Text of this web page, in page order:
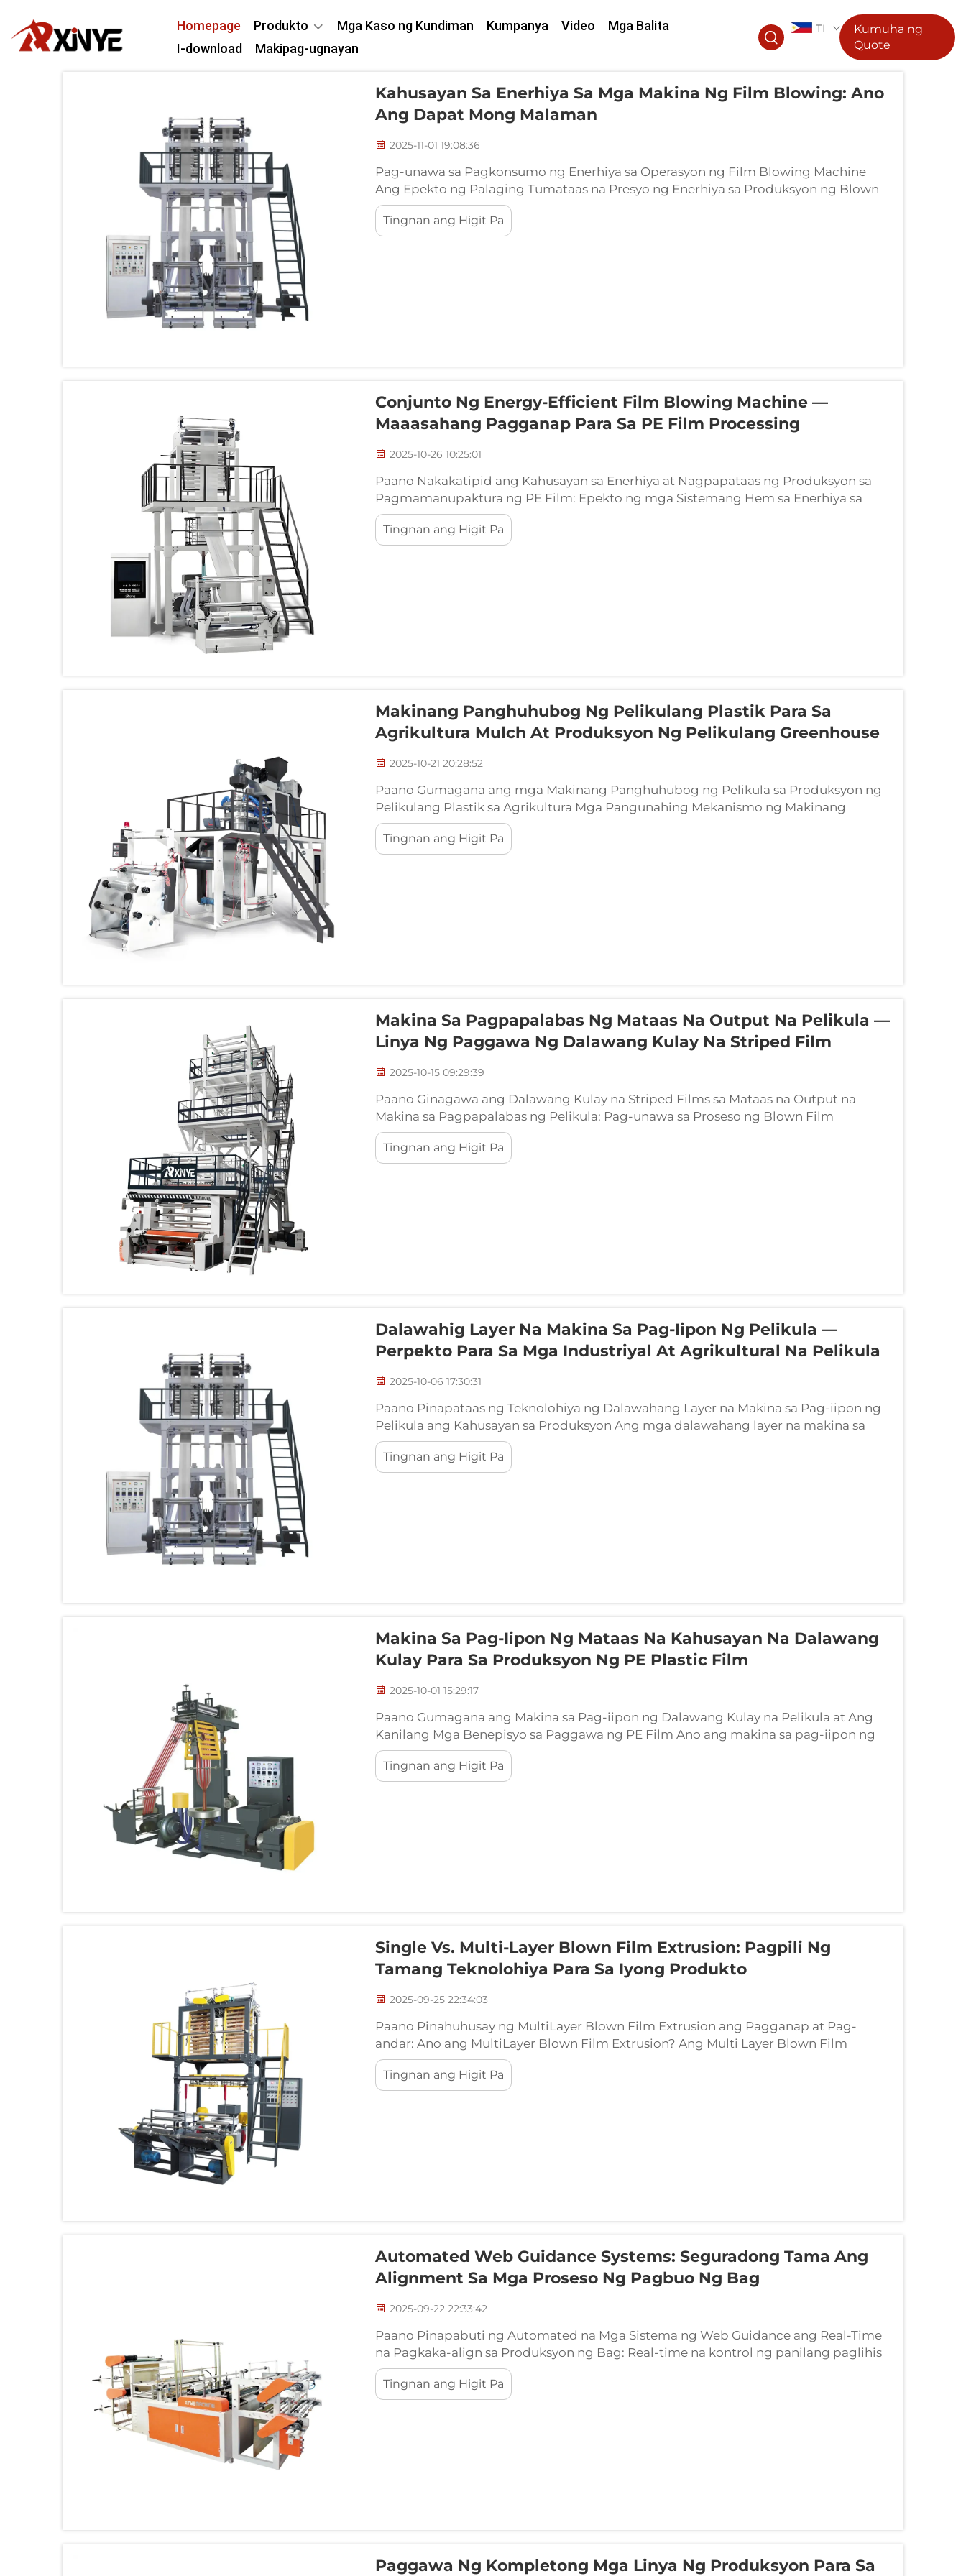
Homepage Produkto Mga Kaso ng Kundiman Kumpanya Video
Mga Balita
I-download
Makipag-ugnayan
TL
Kumuha ng
Quote
Kahusayan Sa Enerhiya Sa Mga Makina Ng Film Blowing: Ano
Ang Dapat Mong Malaman
2025-11-01 19:08:36
Pag-unawa sa Pagkonsumo ng Enerhiya sa Operasyon ng Film Blowing Machine
Ang Epekto ng Palaging Tumataas na Presyo ng Enerhiya sa Produksyon ng Blown
Film Ang patuloy na pagtaas ng gastos sa enerhiya ay malubhang tumatama sa
operasyonal na badyet sa produksyon ng blown film, lalo na dahil sa mga malalaking
film...
Tingnan ang Higit Pa
Conjunto Ng Energy-Efficient Film Blowing Machine —
Maaasahang Pagganap Para Sa PE Film Processing
2025-10-26 10:25:01
Paano Nakakatipid ang Kahusayan sa Enerhiya at Nagpapataas ng Produksyon sa
Pagmamanupaktura ng PE Film: Epekto ng mga Sistemang Hem sa Enerhiya sa
Gastos sa Operasyon at Pagpapatuloy ng Produksyon. Ang mga makina sa pag-iipon
ng pelikula na nakakatipid ng enerhiya ay maaaring bawasan ang mga gastos sa
operasyon mula 18 hanggang 32 porsyento...
Tingnan ang Higit Pa
Makinang Panghuhubog Ng Pelikulang Plastik Para Sa
Agrikultura Mulch At Produksyon Ng Pelikulang Greenhouse
2025-10-21 20:28:52
Paano Gumagana ang mga Makinang Panghuhubog ng Pelikula sa Produksyon ng
Pelikulang Plastik sa Agrikultura Mga Pangunahing Mekanismo ng Makinang
Panghuhubog ng Pelikula sa Kagamitang Pang-produksyon ng Pelikulang Plastik
Ang mga makinang panghuhubog ng pelikula ay kumuha ng mga maliit na pellet
na polymer at ginagawang mahabang mga sheet ng plastik...
Tingnan ang Higit Pa
Makina Sa Pagpapalabas Ng Mataas Na Output Na Pelikula —
Linya Ng Paggawa Ng Dalawang Kulay Na Striped Film
2025-10-15 09:29:39
Paano Ginagawa ang Dalawang Kulay na Striped Films sa Mataas na Output na
Makina sa Pagpapalabas ng Pelikula: Pag-unawa sa Proseso ng Blown Film
Extrusion para sa Patterned na Output. Ang mga makina sa pagpapalabas ng
pelikula na may kakayahang mataas na output ay lumilikha ng mga natatanging
dalawang kulay na striped films sa pamamagitan ng...
Tingnan ang Higit Pa
Dalawahig Layer Na Makina Sa Pag-Iipon Ng Pelikula —
Perpekto Para Sa Mga Industriyal At Agrikultural Na Pelikula
2025-10-06 17:30:31
Paano Pinapataas ng Teknolohiya ng Dalawahang Layer na Makina sa Pag-iipon ng
Pelikula ang Kahusayan sa Produksyon Ang mga dalawahang layer na makina sa
pag-iipon ng pelikula ay nakakamit ang 18–35% na mas mataas na output kumpara
sa mga solong layer na sistema habang patuloy na pinananatili ang tumpak na
kontrol sa materyal. Nanggagaling ang kahusayan na ito mula sa fou...
Tingnan ang Higit Pa
Makina Sa Pag-Iipon Ng Mataas Na Kahusayan Na Dalawang
Kulay Para Sa Produksyon Ng PE Plastic Film
2025-10-01 15:29:17
Paano Gumagana ang Makina sa Pag-iipon ng Dalawang Kulay na Pelikula at Ang
Kanilang Mga Benepisyo sa Paggawa ng PE Film Ano ang makina sa pag-iipon ng
dalawang kulay na pelikula? Ang mga makina sa pag-iipon ng dalawang kulay ay
gumagana gamit ang teknolohiyang co-extrusion upang makalikha ng mga PE film
na may dalawang magkahiwalay na layer. Sa bawat...
Tingnan ang Higit Pa
Single Vs. Multi-Layer Blown Film Extrusion: Pagpili Ng
Tamang Teknolohiya Para Sa Iyong Produkto
2025-09-25 22:34:03
Paano Pinahuhusay ng MultiLayer Blown Film Extrusion ang Pagganap at Pag-
andar: Ano ang MultiLayer Blown Film Extrusion? Ang Multi Layer Blown Film
Extrusion, o MLBFE gaya ng karaniwang tawag dito sa industriya, ay pinagsasama
ang 2 hanggang 11 iba't ibang uri ng polyme...
Tingnan ang Higit Pa
Automated Web Guidance Systems: Seguradong Tama Ang
Alignment Sa Mga Proseso Ng Pagbuo Ng Bag
2025-09-22 22:33:42
Paano Pinapabuti ng Automated na Mga Sistema ng Web Guidance ang Real-Time
na Pagkaka-align sa Produksyon ng Bag: Real-time na kontrol ng panilang paglihis
sa pelikula at mga substrate na materyales. Ang automated na mga sistema ng web
guidance ay tumutulong upang mapawalang-bisa ang mga nakakaabala na isyu sa
pagkaka-align dahil...
Tingnan ang Higit Pa
Paggawa Ng Kompletong Mga Linya Ng Produksyon Para Sa